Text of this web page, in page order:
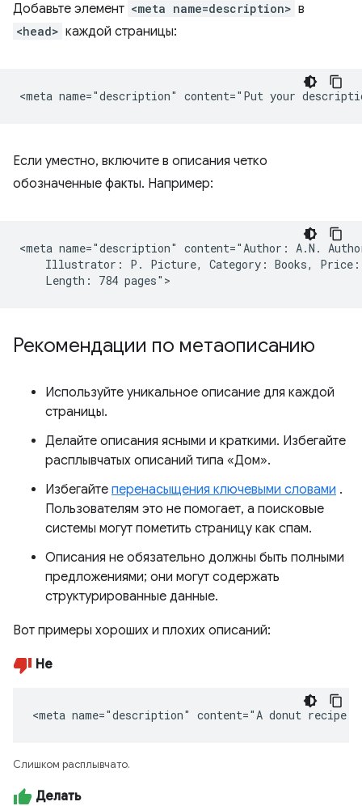
Добавьте элемент <meta name=description> в
<head> каждой страницы:
Если уместно, включите в описания четко
обозначенные факты. Например:
<meta name="description" content="Author: A.N.
Illustrator: P. Picture, Category: Books,
Рекомендации по метаописанию
Используйте уникальное описание для каждой
страницы.
Делайте описания ясными и краткими. Избегайте
расплывчатых описаний типа «Дом».
Избегайте перенасыщения ключевыми словами .
Пользователям это не помогает, а поисковые
системы могут пометить страницу как спам.
Описания не обязательно должны быть полными
предложениями; они могут содержать
структурированные данные.
Вот примеры хороших и плохих описаний:
Не
<meta name="description" content="A donut
Слишком расплывчато.
Делать